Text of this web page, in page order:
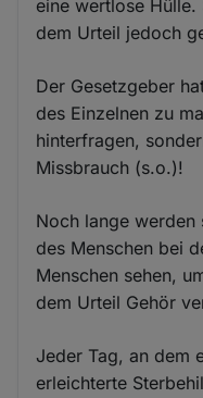
eine wertlose
dem Urteil jedoch
Der Gesetzgeber
des Einzelnen zu
hinterfragen,
Missbrauch (s.o.)!
Noch lange
des Menschen bei
Menschen sehen,
dem Urteil Gehör
Jeder Tag, an dem
erleichterte